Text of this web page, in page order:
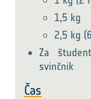
1,5 kg
2,5 kg
Za
svinčnik
Čas